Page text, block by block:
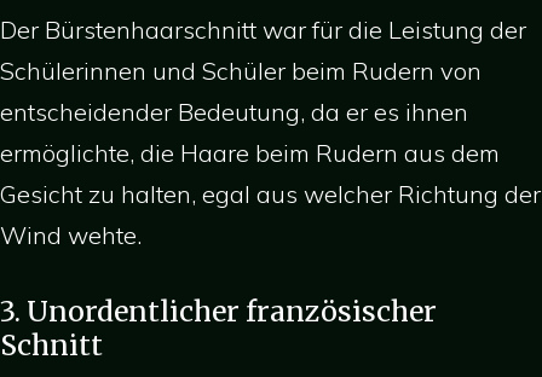
Der Bürstenhaarschnitt war für die Leistung der
Schülerinnen und Schüler beim Rudern von
entscheidender Bedeutung, da er es ihnen
ermöglichte, die Haare beim Rudern aus dem
Gesicht zu halten, egal aus welcher Richtung der
Wind wehte.
3. Unordentlicher französischer
Schnitt